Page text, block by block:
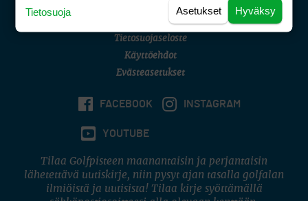
(digi) digi@otavamedia.fi
Tietosuojaseloste
Käyttöehdot
Evästeasetukset
FACEBOOK INSTAGRAM
YOUTUBE
Tilaa Golfpisteen maanantaisin ja perjantaisin
lähetettävä uutiskirje, niin pysyt ajan tasalla golfalan
ilmiöistä ja uutisista! Tilaa kirje syöttämällä
Hyväksy
Asetukset
Tietosuoja